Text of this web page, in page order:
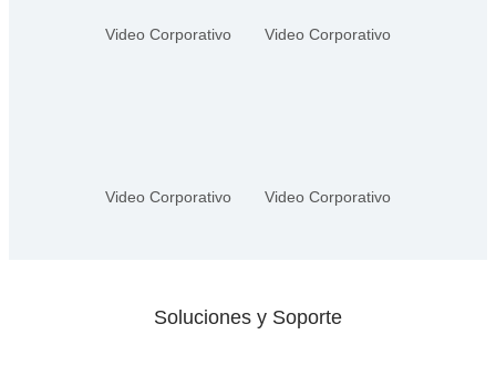
Video Corporativo Video Corporativo
Video Corporativo Video Corporativo
Soluciones y Soporte